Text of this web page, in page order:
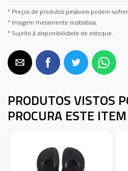
* Preços de produtos pesáveis podem
* Imagem meramente ilustrativa.
* Sujeito à disponibilidade de estoque.
PRODUTOS VISTOS
PROCURA ESTE ITEM